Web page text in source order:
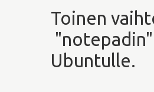
Toinen
Ubuntulle.